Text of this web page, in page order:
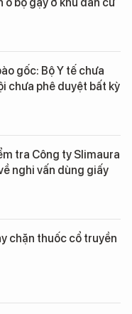
gốc: Bộ Y tế chưa
chưa phê duyệt bất kỳ
tra Công ty Slimaura
nghi vấn dùng giấy
chặn thuốc cổ truyền